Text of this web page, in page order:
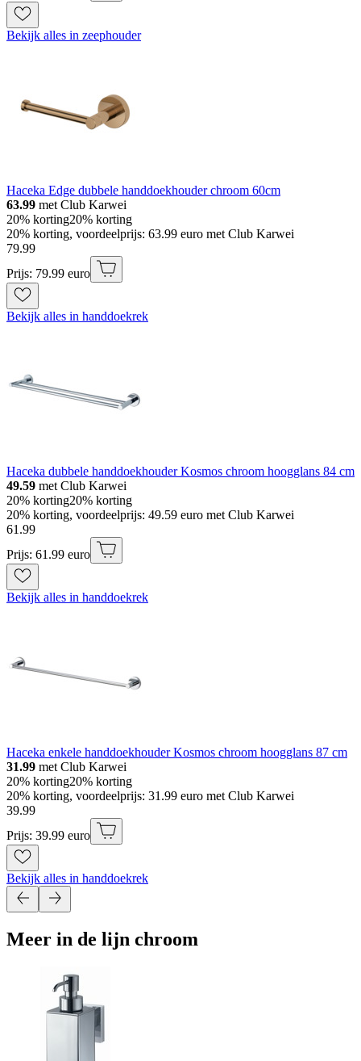
Bekijk alles in zeephouder
Haceka Edge dubbele handdoekhouder chroom 60cm
63.99 met Club Karwei
20% korting20% korting
20% korting, voordeelprijs: 63.99 euro met Club Karwei
79.99
Prijs: 79.99 euro
Bekijk alles in handdoekrek
Haceka dubbele handdoekhouder Kosmos chroom hoogglans 84 cm
49.59 met Club Karwei
20% korting20% korting
20% korting, voordeelprijs: 49.59 euro met Club Karwei
61 .99
Prijs: 61.99 euro
Bekijk alles in handdoekrek
Haceka enkele handdoekhouder Kosmos chroom hoogglans 87 cm
31.99 met Club Karwei
20% korting20% korting
20% korting, voordeelprijs: 31.99 euro met Club Karwei
39.99
Prijs: 39.99 euro
Bekijk alles in handdoekrek
Meer in de lijn chroom